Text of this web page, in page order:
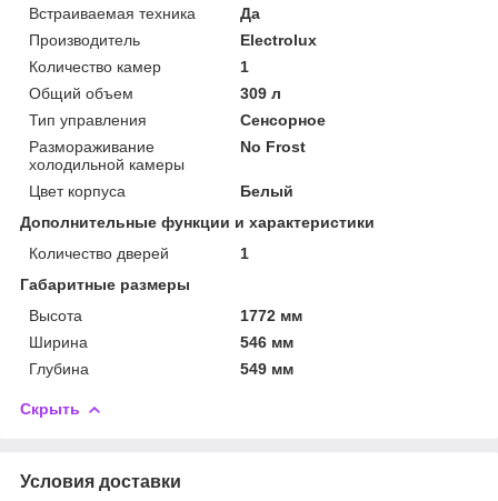
Встраиваемая техника
Да
Производитель
Electrolux
Количество камер
1
Общий объем
309 л
Тип управления
Сенсорное
Размораживание
холодильной камеры
No Frost
Цвет корпуса
Белый
Дополнительные функции и характеристики
Количество дверей
1
Габаритные размеры
Высота
1772 мм
Ширина
546 мм
Глубина
549 мм
Скрыть
Условия доставки